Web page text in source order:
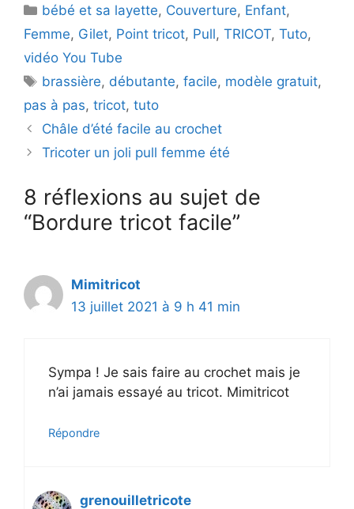
Catégories
bébé et sa layette, Couverture, Enfant,
Femme, Gilet, Point tricot, Pull, TRICOT, Tuto,
vidéo You Tube
Étiquettes
brassière, débutante,facile, modèle gratuit,
pas à pas, tricot, tuto
Châle d’été facile au crochet
Tricoter un joli pull femme été
8 réflexions au sujet de
“Bordure tricot facile”
Mimitricot
13 juillet 2021 à 9 h 41 min
Sympa ! Je sais faire au crochet mais je
n’ai jamais essayé au tricot. Mimitricot
Répondre
grenouilletricote